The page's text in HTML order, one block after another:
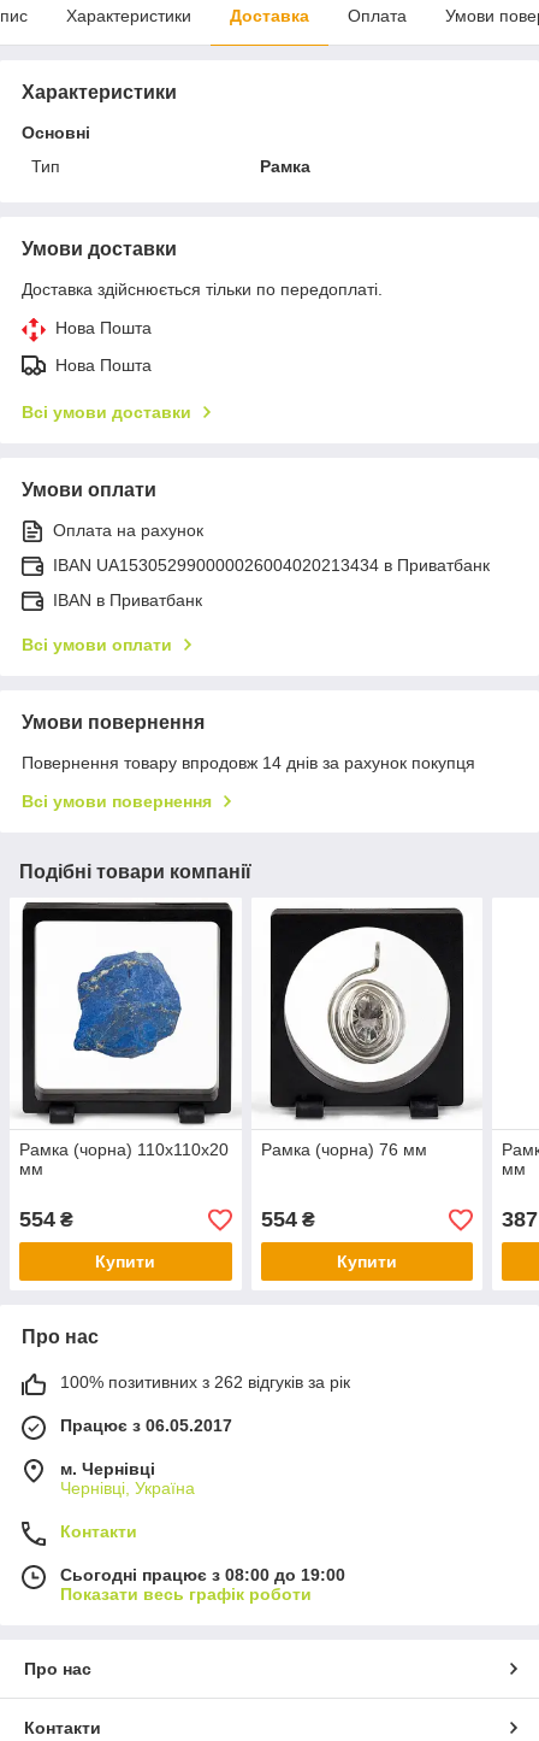
Характеристики Доставка Оплата Умови
Характеристики
Основні
Тип
Рамка
Умови доставки
Доставка здійснюється тільки по передоплаті.
Нова Пошта
Нова Пошта
Всі умови доставки
Умови оплати
Оплата на рахунок
IBAN UA153052990000026004020213434 в Приватбанк
IBAN в Приватбанк
Всі умови оплати
Умови повернення
Повернення товару впродовж 14 днів за рахунок покупця
Всі умови повернення
Подібні товари компанії
Рамка (чорна) 110x110x20
мм
554 ₴
Купити
Рамка (чорна) 76 мм
554₴
Купити
мм
387
Про нас
100% позитивних з 262 відгуків за рік
Працює з 06.05.2017
м. Чернівці
Чернівці, Україна
Контакти
Сьогодні працює з 08:00 до 19:00
Показати весь графік роботи
Про нас
Контакти